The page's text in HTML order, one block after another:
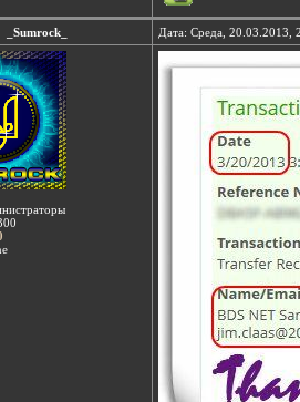
_Sumrock_ Дата: Среда,